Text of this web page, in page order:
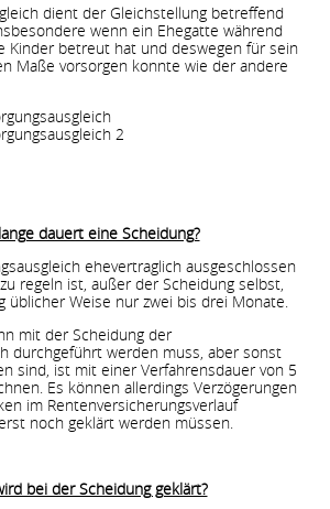
dient der Gleichstellung betreffend
wenn ein Ehegatte während
Kinder betreut hat und deswegen für sein
Maße vorsorgen konnte wie der andere
dauert eine Scheidung?
ehevertraglich ausgeschlossen
regeln ist, außer der Scheidung selbst,
üblicher Weise nur zwei bis drei Monate.
mit der Scheidung der
durchgeführt werden muss, aber sonst
sind, ist mit einer Verfahrensdauer von 5
Es können allerdings Verzögerungen
im Rentenversicherungsverlauf
noch geklärt werden müssen.
bei der Scheidung geklärt?